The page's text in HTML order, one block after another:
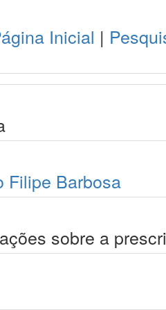
Inicial |
Filipe Barbosa
sobre a